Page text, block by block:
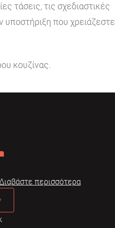
τάσεις, τις σχεδιαστικές
υποστήριξη που χρειάζεστε
κουζίνας.
περισσότερα